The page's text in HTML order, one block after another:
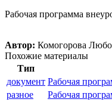
Рабочая программа
Автор: Комогорова
Похожие материалы
Тип
документ Рабочая
разное
Рабочая